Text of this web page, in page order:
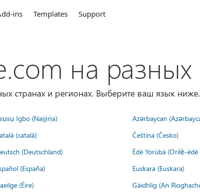
ins Templates Support
на разных
странах и регионах. Выберите ваш язык ниже.
Igbo (Naịjịrịa) Azərbaycan
(català) Čeština (Česko)
(Deutschland) Èdè Yorùbá (Orilẹ̀-
(España) Euskara (Euskara)
(Éire) Gàidhlig (An